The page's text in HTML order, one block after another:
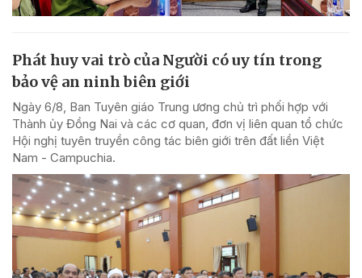
Phát huy vai trò của Người có uy tín trong
bảo vệ an ninh biên giới
Ngày 6/8, Ban Tuyên giáo Trung ương chủ trì phối hợp với
Thành ủy Đồng Nai và các cơ quan, đơn vị liên quan tổ chức
Hội nghị tuyên truyền công tác biên giới trên đất liền Việt
Nam - Campuchia.